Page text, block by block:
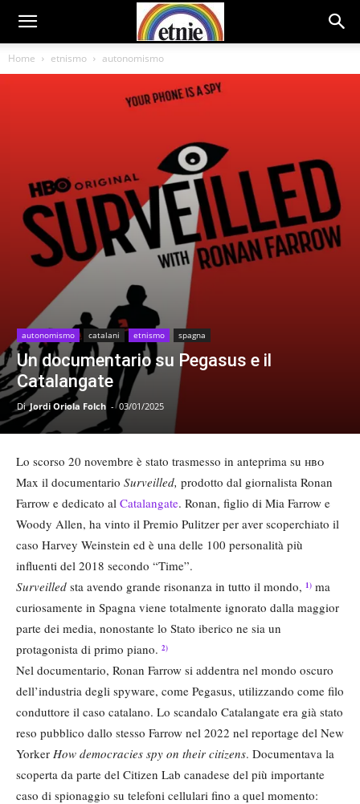
Home etnismo autonomismo
autonomismo catalani etnismo spagna
Un documentario su Pegasus e il
Catalangate
Di Jordi Oriola Folch - 03/01/2025
Lo scorso 20 novembre è stato trasmesso in anteprima su hbo
Max il documentario Surveilled, prodotto dal giornalista Ronan
Farrow e dedicato al Catalangate. Ronan, figlio di Mia Farrow e
Woody Allen, ha vinto il Premio Pulitzer per aver scoperchiato il
caso Harvey Weinstein ed è una delle 100 personalità più
influenti del 2018 secondo “Time”.
Surveilled sta avendo grande risonanza in tutto il mondo, 1) ma
curiosamente in Spagna viene totalmente ignorato dalla maggior
parte dei media, nonostante lo Stato iberico ne sia un
protagonista di primo piano. 2)
Nel documentario, Ronan Farrow si addentra nel mondo oscuro
dell’industria degli spyware, come Pegasus, utilizzando come filo
conduttore il caso catalano. Lo scandalo Catalangate era già stato
reso pubblico dallo stesso Farrow nel 2022 nel reportage del New
Yorker How democracies spy on their citizens. Documentava la
scoperta da parte del Citizen Lab canadese del più importante
caso di spionaggio su telefoni cellulari fino a quel momento: